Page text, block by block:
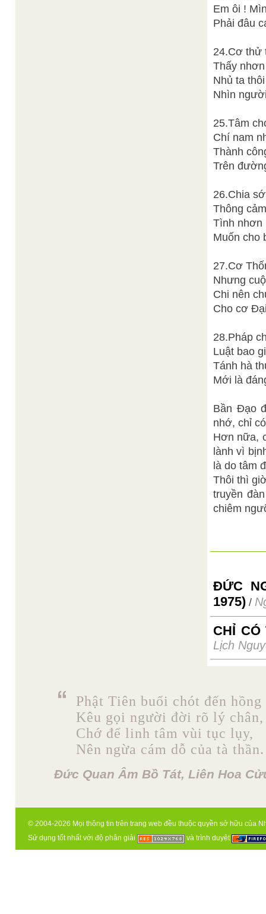
Em ôi !
Phải đâu
24.Cơ thử
Thấy
Nhủ ta
Nhìn
25.Tâm
Chí nam
Thành
Trên
26.Chia
Thông
Tình nhơn
Muốn cho
27.Cơ
Nhưng
Chi nên
Cho cơ
28.Pháp
Luật bao
Tánh hà
Mới là
Bần Đạo
nhớ, chỉ
Hơn nữa,
lành vì
là do tâm
Thôi thì
truyền
chiêm
ĐỨC
1975) /
CHỈ CÓ
Lịch
Phật Tiên buổi chót đến hồng
Kêu gọi người đời rõ lý chân,
Chớ để linh tâm vùi tục lụy,
Nên ngừa cám dỗ của tà thần.
Đức Quan Âm Bồ Tát, Liên Hoa
© 2004-2026 Mọi thông tin trên trang web đều thuộc quyền sở hữu của
Sử dụng tốt nhất với độ phân giải
và trình duyệt